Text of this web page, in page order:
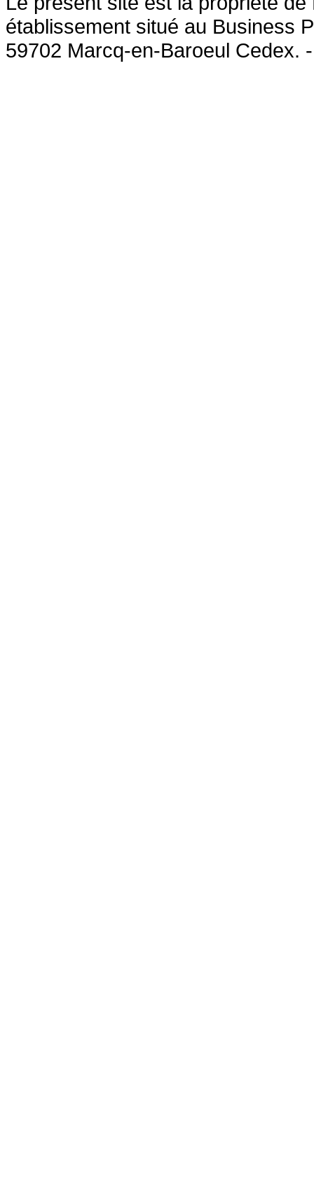
établissement situé au Business
59702 Marcq-en-Baroeul Cedex.